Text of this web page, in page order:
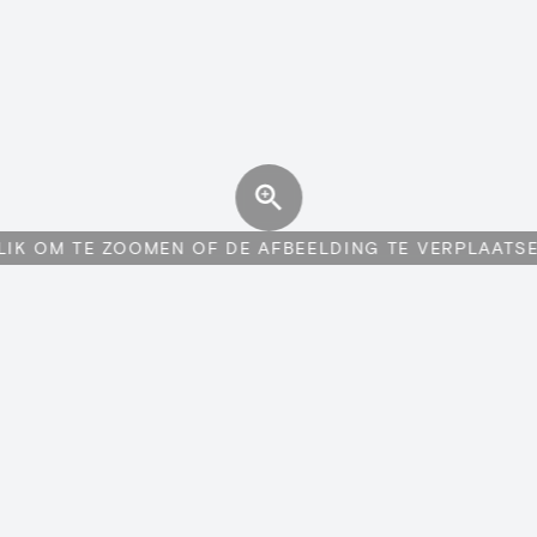
OM TE ZOOMEN OF DE AFBEELDING TE